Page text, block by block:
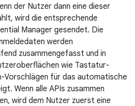
der Nutzer dann eine dieser
wird die entsprechende
Manager gesendet. Die
werden
zusammengefasst und in
wie Tastatur-
Vorschlägen für das automatische
Wenn alle APIs zusammen
wird dem Nutzer zuerst eine